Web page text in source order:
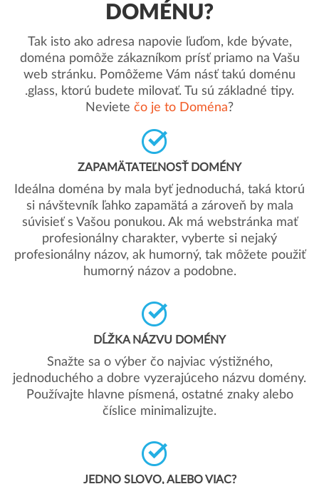
DOMÉNU?
Tak isto ako adresa napovie ľuďom, kde bývate,
doména pomôže zákazníkom prísť priamo na Vašu
web stránku. Pomôžeme Vám násť takú doménu
.glass, ktorú budete milovať. Tu sú základné tipy.
Neviete čo je to Doména?
ZAPAMÄTATEĽNOSŤ DOMÉNY
Ideálna doména by mala byť jednoduchá, taká ktorú
si návštevník ľahko zapamätá a zároveň by mala
súvisieť s Vašou ponukou. Ak má webstránka mať
profesionálny charakter, vyberte si nejaký
profesionálny názov, ak humorný, tak môžete použiť
humorný názov a podobne.
DĹŽKA NÁZVU DOMÉNY
Snažte sa o výber čo najviac výstižného,
jednoduchého a dobre vyzerajúceho názvu domény.
Používajte hlavne písmená, ostatné znaky alebo
číslice minimalizujte.
JEDNO SLOVO, ALEBO VIAC?